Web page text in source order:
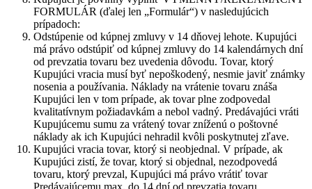
FORMULÁR (ďalej len „Formulár“) v nasledujúcich
prípadoch:
Odstúpenie od kúpnej zmluvy v 14 dňovej lehote. Kupujúci
má právo odstúpiť od kúpnej zmluvy do 14 kalendárnych dní
od prevzatia tovaru bez uvedenia dôvodu. Tovar, ktorý
Kupujúci vracia musí byť nepoškodený, nesmie javiť známky
nosenia a používania. Náklady na vrátenie tovaru znáša
Kupujúci len v tom prípade, ak tovar plne zodpovedal
kvalitatívnym požiadavkám a nebol vadný. Predávajúci vráti
Kupujúcemu sumu za vrátený tovar zníženú o poštovné
náklady ak ich Kupujúci nehradil kvôli poskytnutej zľave.
Kupujúci vracia tovar, ktorý si neobjednal. V prípade, ak
Kupujúci zistí, že tovar, ktorý si objednal, nezodpovedá
tovaru, ktorý prevzal, Kupujúci má právo vrátiť tovar
Predávajúcemu max. do 14 dní od prevzatia tovaru